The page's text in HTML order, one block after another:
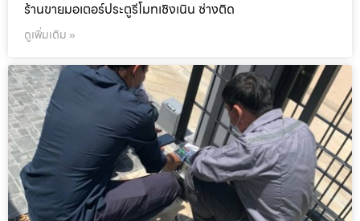
ร้านขายมอเตอร์ประตูรีโมทเชิงเนิน ช่างติด
ดูเพิ่มเติม »